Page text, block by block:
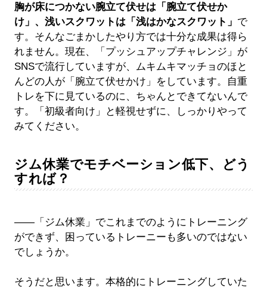
胸が床につかない腕立て伏せは「腕立て伏せか
け」、浅いスクワットは「浅はかなスクワット」 で
す。そんなごまかしたやり方では十分な成果は得ら
れません。現在、「プッシュアップチャレンジ」が
SNSで流行していますが、ムキムキマッチョのほと
んどの人が「腕立て伏せかけ」をしています。自重
トレを下に見ているのに、ちゃんとできてないんで
す。「初級者向け」と軽視せずに、しっかりやって
みてください。
ジム休業でモチベーション低下、どう
すれば？
――「ジム休業」でこれまでのようにトレーニング
ができず、困っているトレーニーも多いのではない
でしょうか。
そうだと思います。本格的にトレーニングしていた